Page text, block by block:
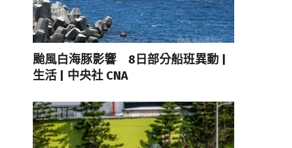
颱風白海豚影響 8日部分船班異動 |
生活 | 中央社 CNA